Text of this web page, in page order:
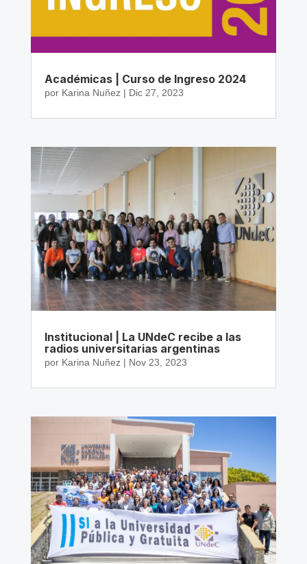
Académicas | Curso de Ingreso 2024
por Karina Nuñez| Dic 27, 2023
Institucional | La UNdeC recibe a las
radios universitarias argentinas
por Karina Nuñez| Nov 23, 2023